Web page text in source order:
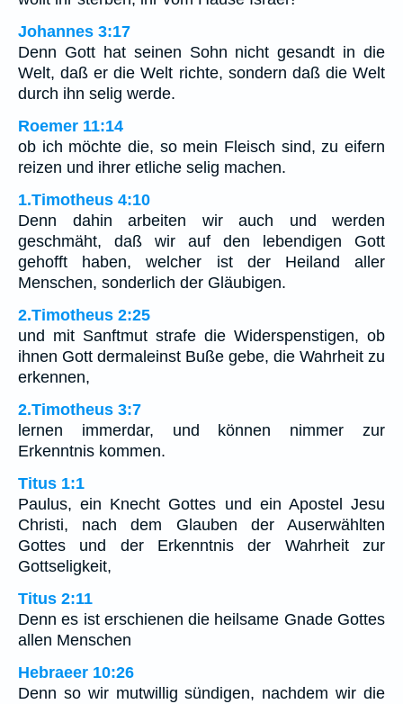
Johannes 3:17
Denn Gott hat seinen Sohn nicht gesandt in die
Welt, daß er die Welt richte, sondern daß die Welt
durch ihn selig werde.
Roemer 11:14
ob ich möchte die, so mein Fleisch sind, zu eifern
reizen und ihrer etliche selig machen.
1.Timotheus 4:10
Denn dahin arbeiten wir auch und werden
geschmäht, daß wir auf den lebendigen Gott
gehofft haben, welcher ist der Heiland aller
Menschen, sonderlich der Gläubigen.
2.Timotheus 2:25
und mit Sanftmut strafe die Widerspenstigen, ob
ihnen Gott dermaleinst Buße gebe, die Wahrheit zu
erkennen,
2.Timotheus 3:7
lernen immerdar, und können nimmer zur
Erkenntnis kommen.
Titus 1:1
Paulus, ein Knecht Gottes und ein Apostel Jesu
Christi, nach dem Glauben der Auserwählten
Gottes und der Erkenntnis der Wahrheit zur
Gottseligkeit,
Titus 2:11
Denn es ist erschienen die heilsame Gnade Gottes
allen Menschen
Hebraeer 10:26
Denn so wir mutwillig sündigen, nachdem wir die